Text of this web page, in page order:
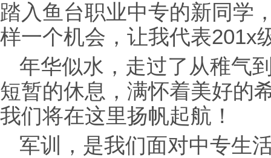
踏入鱼台职业中专的新同学
样一个机会，让我代表201x
年华似水，走过了从稚气
短暂的休息，满怀着美好的
我们将在这里扬帆起航！
军训，是我们面对中专生